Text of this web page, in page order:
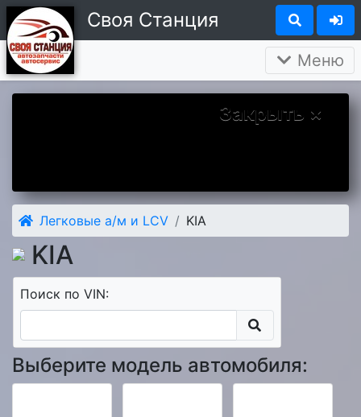
Своя Станция
Меню
Закрыть ×
Вы у нас впервые? Надеемся Вам
Легковые а/м и LCV KIA
KIA
Поиск по VIN:
Выберите модель автомобиля: